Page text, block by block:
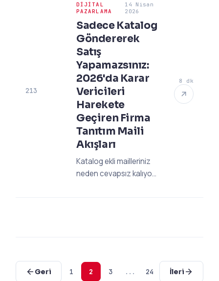
sormanız gereken
teknik soruları keşfedin
ve riskleri sıfırlayın.
213
DIJITAL
PAZARLAMA
14 Nisan
2026
Sadece Katalog
Göndererek
Satış
Yapamazsınız:
2026'da Karar
Vericileri
Harekete
Geçiren Firma
Tanıtım Maili
Akışları
Katalog ekli mailleriniz
neden cevapsız kalıyor?
8 dk
Geri 1 2 3 ... 24 İleri